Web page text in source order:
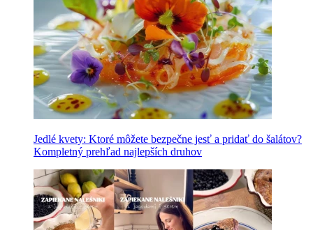
Jedlé kvety: Ktoré môžete bezpečne jesť a pridať do šalátov?
Kompletný prehľad najlepších druhov